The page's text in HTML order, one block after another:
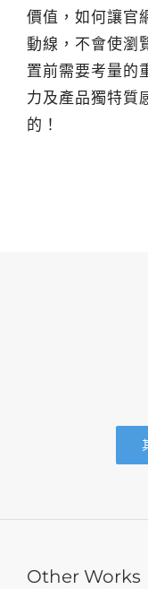
價值，如何讓官
動線，不會使瀏
置前需要考量的
力及產品獨特質
的！
Other Works